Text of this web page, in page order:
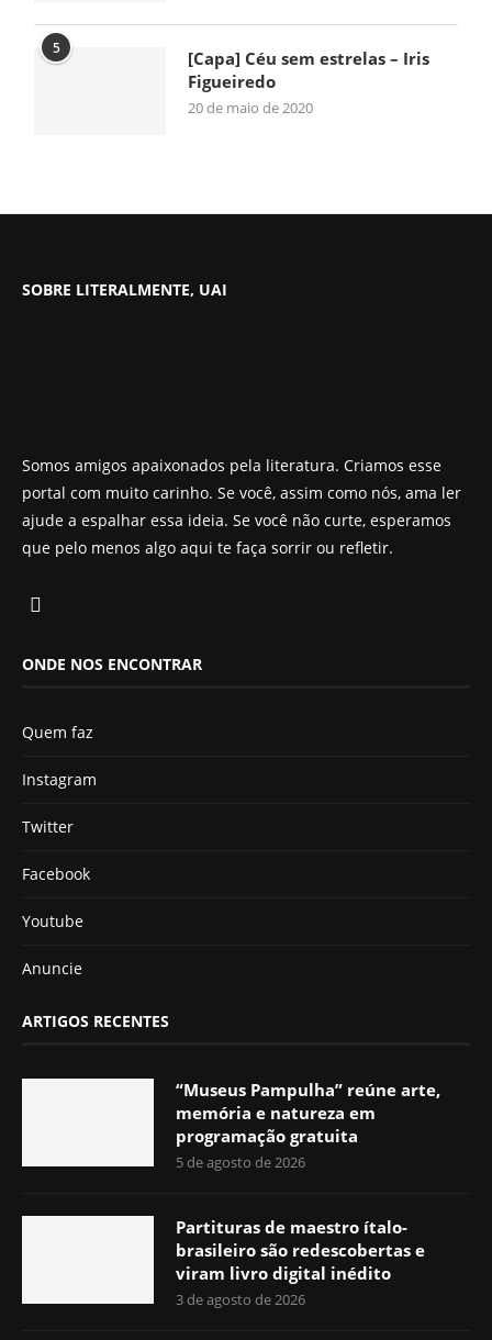
5
[Capa] Céu sem estrelas – Iris
Figueiredo
20 de maio de 2020
SOBRE LITERALMENTE, UAI
Somos amigos apaixonados pela literatura. Criamos esse
portal com muito carinho. Se você, assim como nós, ama ler
ajude a espalhar essa ideia. Se você não curte, esperamos
que pelo menos algo aqui te faça sorrir ou refletir.
ONDE NOS ENCONTRAR
Quem faz
Instagram
Twitter
Facebook
Youtube
Anuncie
ARTIGOS RECENTES
“Museus Pampulha” reúne arte,
memória e natureza em
programação gratuita
5 de agosto de 2026
Partituras de maestro ítalo-
brasileiro são redescobertas e
viram livro digital inédito
3 de agosto de 2026